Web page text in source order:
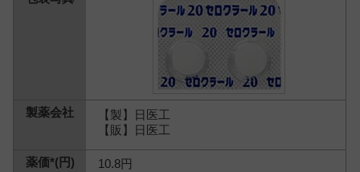
【製】日医工
【販】日医工
10.8円